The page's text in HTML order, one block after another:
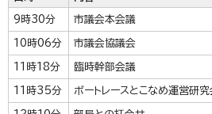
9時30分 市議会本会議
10時06分 市議会協議会
11時18分 臨時幹部会議
11時35分 ボートレースとこなめ運営研